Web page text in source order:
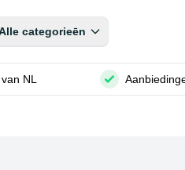
categorieēn
NL